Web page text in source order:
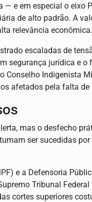
— e em especial o eixo
de alto padrão. A
relevância econômica.
escaladas de
segurança jurídica e o
Conselho Indigenista
afetados pela falta de
mas o desfecho
ser sucedidas
e a Defensoria
Tribunal Federal
cortes superiores